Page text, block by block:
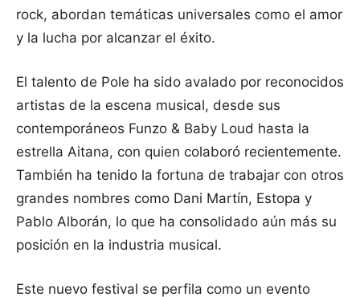
rock, abordan temáticas universales como el amor
y la lucha por alcanzar el éxito.
El talento de Pole ha sido avalado por reconocidos
artistas de la escena musical, desde sus
contemporáneos Funzo & Baby Loud hasta la
estrella Aitana, con quien colaboró recientemente.
También ha tenido la fortuna de trabajar con otros
grandes nombres como Dani Martín, Estopa y
Pablo Alborán, lo que ha consolidado aún más su
posición en la industria musical.
Este nuevo festival se perfila como un evento